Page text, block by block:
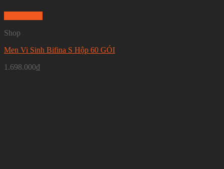
Shop
Men Vi Sinh Bifina S Hộp 60 GÓI
1.698.000₫